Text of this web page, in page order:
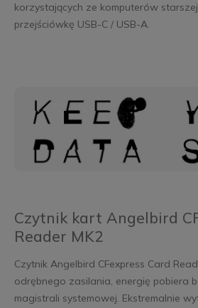
korzystających ze komputerów
przejściówkę USB-C / USB-A.
Czytnik kart Angelbird
Reader MK2
Czytnik Angelbird CFexpress Card
odrębnego zasilania, energię pobiera
magistrali systemowej. Ekstremalnie